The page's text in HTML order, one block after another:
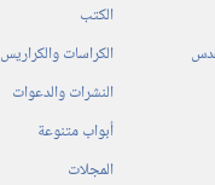
الكتب
الكراسات والكراريس
النشرات والدعوات
أبواب متنوعة
المجلات